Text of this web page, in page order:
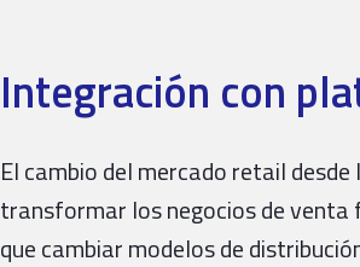
Integración con
El cambio del mercado retail
transformar los negocios de venta
que cambiar modelos de